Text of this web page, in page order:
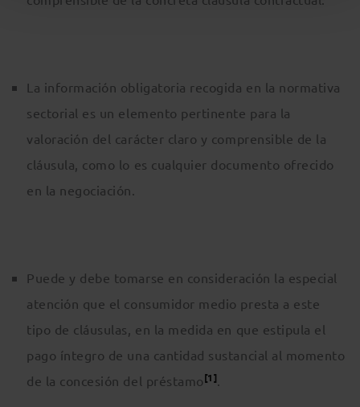
La información obligatoria recogida en la normativa
sectorial es un elemento pertinente para la
valoración del carácter claro y comprensible de la
cláusula, como lo es cualquier documento ofrecido
en la negociación.
Puede y debe tomarse en consideración la especial
atención que el consumidor medio presta a este
tipo de cláusulas, en la medida en que estipula el
pago íntegro de una cantidad sustancial al momento
de la concesión del préstamo[1].